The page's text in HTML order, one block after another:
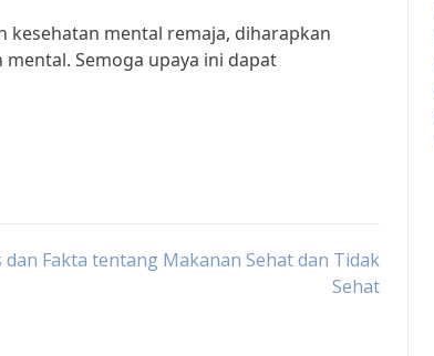
kesehatan mental remaja, diharapkan
Semoga upaya ini dapat
dan Fakta tentang Makanan Sehat dan Tidak
Sehat